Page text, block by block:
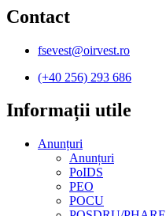
Contact
fsevest@oirvest.ro
(+40 256) 293 686
Informații utile​
Anunțuri
Anunțuri
PoIDS
PEO
POCU